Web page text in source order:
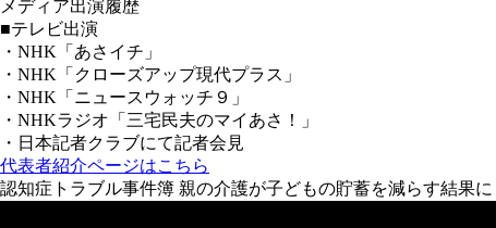
メディア出演履歴
■テレビ出演
・NHK「あさイチ」
・NHK「クローズアップ現代プラス」
・NHK「ニュースウォッチ９」
・NHKラジオ「三宅民夫のマイあさ！」
・日本記者クラブにて記者会見
代表者紹介ページはこちら
認知症トラブル事件簿 親の介護が子どもの貯蓄を減らす結果に